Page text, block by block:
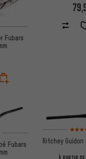
Fubars
: 5 sur 5 d'après 7 avis
Fubars
Note
Ritchey